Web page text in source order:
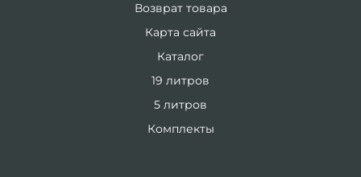
Возврат товара
Карта сайта
Каталог
19 литров
5 литров
Комплекты